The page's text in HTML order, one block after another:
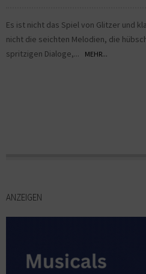
Es ist nicht das Spiel von Glitzer und
nicht die seichten Melodien, die
spritzigen Dialoge,...
MEHR...
ANZEIGEN